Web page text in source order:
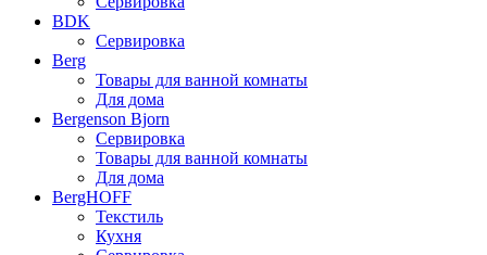
BDK
Сервировка
Berg
Товары для ванной комнаты
Для дома
Bergenson Bjorn
Сервировка
Товары для ванной комнаты
Для дома
BergHOFF
Текстиль
Кухня